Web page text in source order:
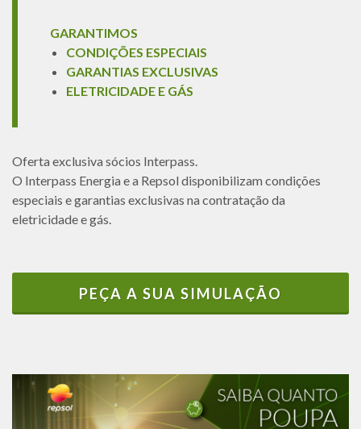
GARANTIMOS
CONDIÇÕES ESPECIAIS
GARANTIAS EXCLUSIVAS
ELETRICIDADE E GÁS
Oferta exclusiva sócios Interpass.
O Interpass Energia e a Repsol disponibilizam condições
especiais e garantias exclusivas na contratação da
eletricidade e gás.
PEÇA A SUA SIMULAÇÃO